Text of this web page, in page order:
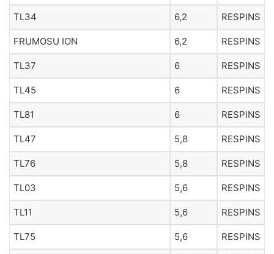
TL34 6,2 RESPINS
FRUMOSU ION 6,2 RESPINS
TL37 6 RESPINS
TL45 6 RESPINS
TL81 6 RESPINS
TL47 5,8 RESPINS
TL76 5,8 RESPINS
TL03 5,6 RESPINS
TL11 5,6 RESPINS
TL75 5,6 RESPINS